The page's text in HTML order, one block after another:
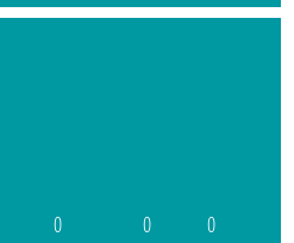
0
0
0